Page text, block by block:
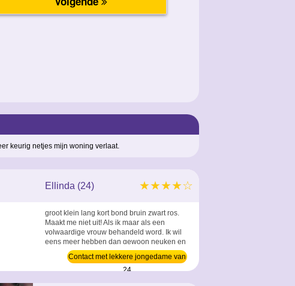
keurig netjes mijn woning verlaat.
★★★★☆
Ellinda (24)
groot klein lang kort bond bruin zwart ros.
Maakt me niet uit! Als ik maar als een
volwaardige vrouw behandeld word. Ik wil
eens meer hebben dan gewoon neuken en
weer verder aan. wil eens genomen
worden in al mijn gaatjes. Had ik nog nooit!
Wil jij me dat geven? ...
Contact met lekkere jongedame van
24